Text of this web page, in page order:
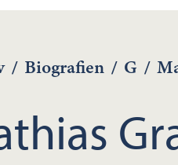
/ Biografien / G /